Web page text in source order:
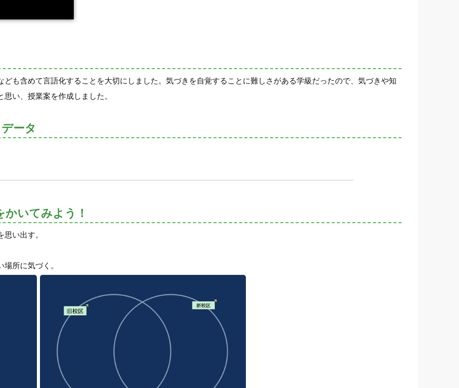
も含めて言語化することを大切にしました。気づきを自覚することに難しさがある学級だったので、気づきや知
い、授業案を作成しました。
ータ
いてみよう！
い出す。
場所に気づく。